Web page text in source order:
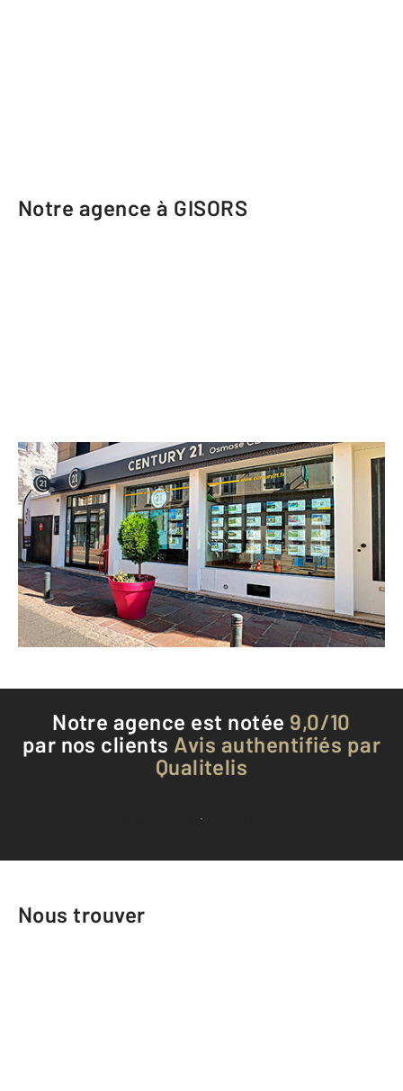
Notre agence à GISORS
CENTURY 21 Osmose CB
22 rue Cappeville
GISORS - 27140
Envoyer un message
Téléphoner à l'agence
Notre agence est notée 9,0/10
par nos clients Avis authentifiés par
Qualitelis
Voir tous les avis clients
Nous trouver